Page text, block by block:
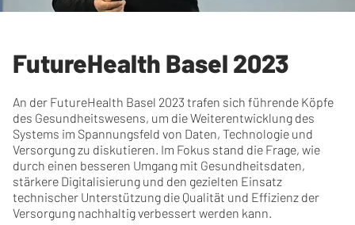
FutureHealth Basel 2023
An der FutureHealth Basel 2023 trafen sich führende Köpfe
des Gesundheitswesens, um die Weiterentwicklung des
Systems im Spannungsfeld von Daten, Technologie und
Versorgung zu diskutieren. Im Fokus stand die Frage, wie
durch einen besseren Umgang mit Gesundheitsdaten,
stärkere Digitalisierung und den gezielten Einsatz
technischer Unterstützung die Qualität und Effizienz der
Versorgung nachhaltig verbessert werden kann.